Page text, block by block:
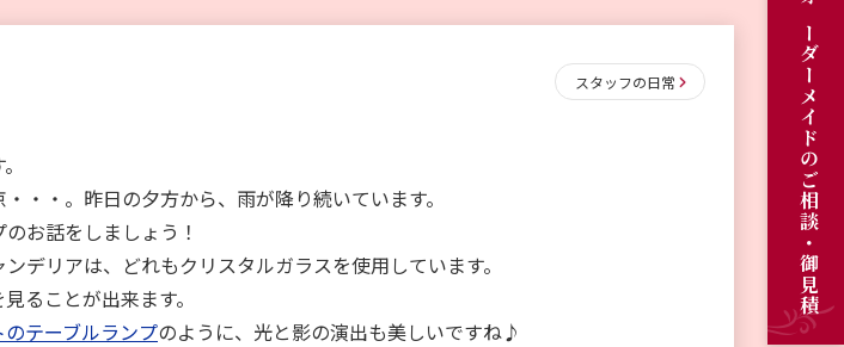
オーダーメイドのご相談・御見積
スタッフの日常
・・。昨日の夕方から、雨が降り続いています。
お話をしましょう！
デリアは、どれもクリスタルガラスを使用しています。
ることが出来ます。
テーブルランプのように、光と影の演出も美しいですね♪